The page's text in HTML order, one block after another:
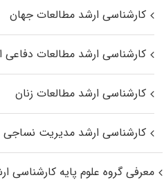
کارشناسی ارشد مطالعات جهان
کارشناسی ارشد مطالعات دفاعی
کارشناسی ارشد مطالعات زنان
کارشناسی ارشد مدیریت نساجی
معرفی گروه علوم پایه کارشناسی